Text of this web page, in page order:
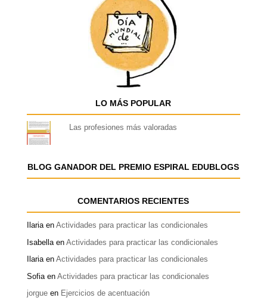
LO MÁS POPULAR
Las profesiones más valoradas
BLOG GANADOR DEL PREMIO ESPIRAL EDUBLOGS
COMENTARIOS RECIENTES
Ilariaen Actividades para practicar las condicionales
Isabellaen Actividades para practicar las condicionales
Ilariaen Actividades para practicar las condicionales
Sofiaen Actividades para practicar las condicionales
jorgueen Ejercicios de acentuación